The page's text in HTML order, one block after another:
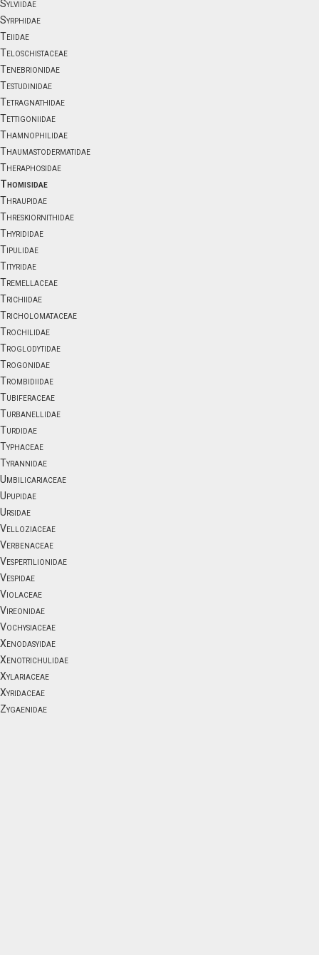
Sylviidae
Syrphidae
Teiidae
Teloschistaceae
Tenebrionidae
Testudinidae
Tetragnathidae
Tettigoniidae
Thamnophilidae
Thaumastodermatidae
Theraphosidae
Thomisidae
Thraupidae
Threskiornithidae
Thyrididae
Tipulidae
Tityridae
Tremellaceae
Trichiidae
Tricholomataceae
Trochilidae
Troglodytidae
Trogonidae
Trombidiidae
Tubiferaceae
Turbanellidae
Turdidae
Typhaceae
Tyrannidae
Umbilicariaceae
Upupidae
Ursidae
Velloziaceae
Verbenaceae
Vespertilionidae
Vespidae
Violaceae
Vireonidae
Vochysiaceae
Xenodasyidae
Xenotrichulidae
Xylariaceae
Xyridaceae
Zygaenidae